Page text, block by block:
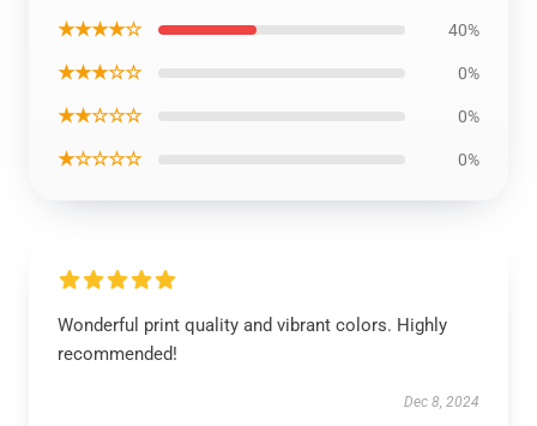
★★★★☆ 40%
★★★☆☆ 0%
★★☆☆☆ 0%
★☆☆☆☆ 0%
Wonderful print quality and vibrant colors. Highly
recommended!
Dec 8, 2024